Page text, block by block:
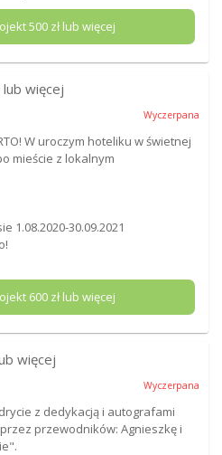
500zł lub więcej
lub więcej
Wyczerpana
W uroczym hoteliku w świetnej
mieście z lokalnym
1.08.2020-30.09.2021
600zł lub więcej
więcej
Wyczerpana
z dedykacją i autografami
przewodników: Agnieszkę i